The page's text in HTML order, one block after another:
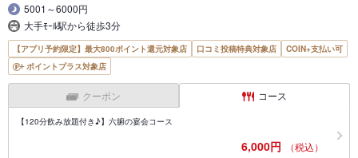
5001～6000円
大手ﾓｰﾙ駅から徒歩3分
【アプリ予約限定】最大800ポイント還元対象店 口コミ投稿特典対象店
COIN+支払い可
ポイントプラス対象店
クーポン コース
【120分飲み放題付き♪】六腑の宴会コース
6,000円 （税込）